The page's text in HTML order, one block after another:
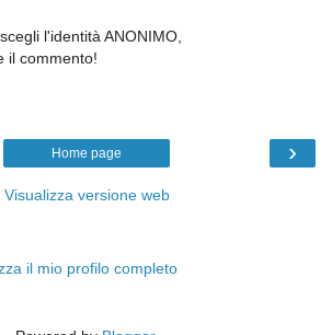
l'identità ANONIMO,
il commento!
›
Home page
Visualizza versione web
il mio profilo completo